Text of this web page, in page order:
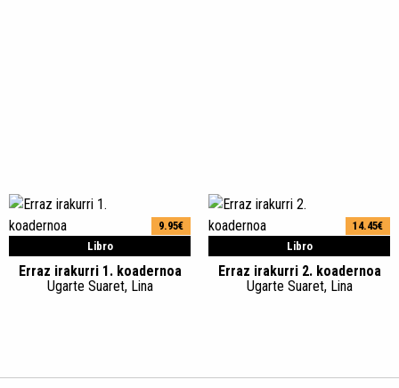
Libro
9.95€
Erraz irakurri 1. koadernoa
Ugarte Suaret, Lina
Libro
14.45€
Erraz irakurri 2. koadernoa
Ugarte Suaret, Lina